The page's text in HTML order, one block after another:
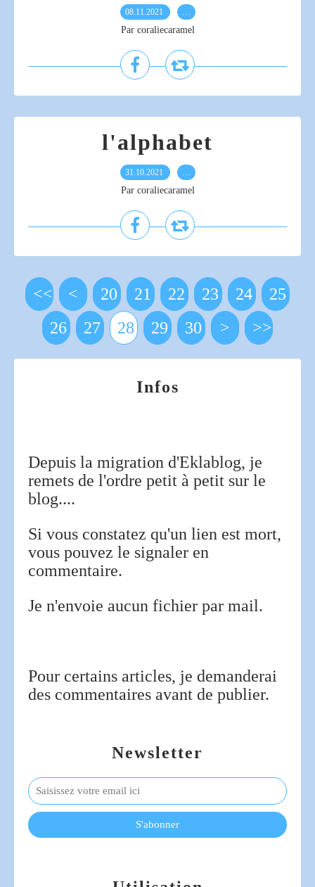
08.11.2021 …
Par coraliecaramel
l'alphabet
31.10.2021 …
Par coraliecaramel
<< < 10
20 21 22 23 24
25
26
27 28 29 30 40
50
60
70
80
90
> >>
Newsletter
Infos
Depuis la migration d'Eklablog, je
remets de l'ordre petit à petit sur le
blog....
Si vous constatez qu'un lien est mort,
vous pouvez le signaler en
commentaire.
Je n'envoie aucun fichier par mail.
Pour certains articles, je demanderai
des commentaires avant de publier.